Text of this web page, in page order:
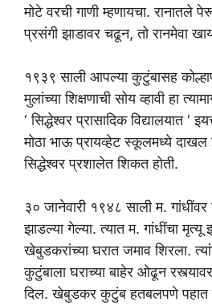
मोटे वरची गाणी म्हणायचा.
प्रसंगी झाडावर चढून, तो रानमेवा
१९३९ साली आपल्या कुटुंबासह
मुलांच्या शिक्षणाची सोय व्हावी हा
‘ सिद्धेश्वर प्रासादिक विद्यालयात ‘
मोठा भाऊ प्रायव्हेट स्कूलमध्ये दाखल
सिद्धेश्वर प्रशालेत शिकत होती.
३० जानेवारी १९४८ साली म.
झाडल्या गेल्या. त्यात म. गांधींचा मृत्यू
खेबुडकरांच्या घरात जमाव शिरला.
कुटुंबाला घराच्या बाहेर ओढून
दिल. खेबुडकर कुटुंब हतबलपणे पहात